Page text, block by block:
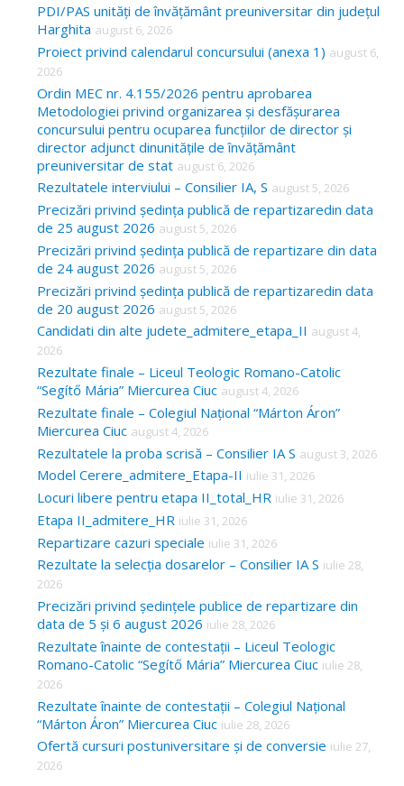
c
h
f
o
r
PDI/PAS unități de învățământ preuniversitar din județul
Harghita august 6, 2026
Proiect privind calendarul concursului (anexa 1) august 6,
2026
Ordin MEC nr. 4.155/2026 pentru aprobarea
Metodologiei privind organizarea și desfășurarea
concursului pentru ocuparea funcțiilor de director și
director adjunct dinunitățile de învățământ
preuniversitar de stat august 6, 2026
Rezultatele interviului – Consilier IA, S august 5, 2026
Precizări privind ședința publică de repartizaredin data
de 25 august 2026 august 5, 2026
Precizări privind ședința publică de repartizare din data
de 24 august 2026 august 5, 2026
Precizări privind ședința publică de repartizaredin data
de 20 august 2026 august 5, 2026
Candidati din alte judete_admitere_etapa_II august 4,
2026
Rezultate finale – Liceul Teologic Romano-Catolic
“Segítő Mária” Miercurea Ciuc august 4, 2026
Rezultate finale – Colegiul Național “Márton Áron”
Miercurea Ciuc august 4, 2026
Rezultatele la proba scrisă – Consilier IA S august 3, 2026
Model Cerere_admitere_Etapa-II iulie 31, 2026
Locuri libere pentru etapa II_total_HR iulie 31, 2026
Etapa II_admitere_HR iulie 31, 2026
Repartizare cazuri speciale iulie 31, 2026
Rezultate la selecția dosarelor – Consilier IA S iulie 28,
2026
Precizări privind ședințele publice de repartizare din
data de 5 și 6 august 2026 iulie 28, 2026
Rezultate înainte de contestații – Liceul Teologic
Romano-Catolic “Segítő Mária” Miercurea Ciuc iulie 28,
2026
Rezultate înainte de contestații – Colegiul Național
“Márton Áron” Miercurea Ciuc iulie 28, 2026
Ofertă cursuri postuniversitare și de conversie iulie 27,
2026